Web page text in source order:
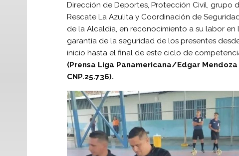
Dirección de Deportes, Protección Civil, grupo
Rescate La Azulita y Coordinación de
de la Alcaldía, en reconocimiento a su labor en
garantía de la seguridad de los presentes
inicio hasta el final de este ciclo de
(Prensa Liga Panamericana/Edgar Mendoza
CNP.25.736).